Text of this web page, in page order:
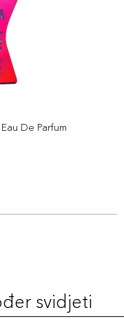
De Parfum
svidjeti